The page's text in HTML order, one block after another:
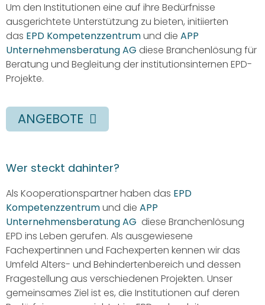
Um den Institutionen eine auf ihre Bedürfnisse
ausgerichtete Unterstützung zu bieten, initiierten
das EPD Kompetenzzentrumund die APP
Unternehmensberatung AG diese Branchenlösung für
Beratung und Begleitung der institutionsinternen EPD-
Projekte.
ANGEBOTE
Wer steckt dahinter?
Als Kooperationspartner haben das EPD
Kompetenzzentrumund die APP
Unternehmensberatung AG diese Branchenlösung
EPD ins Leben gerufen. Als ausgewiesene
Fachexpertinnen und Fachexperten kennen wir das
Umfeld Alters- und Behindertenbereich und dessen
Fragestellung aus verschiedenen Projekten. Unser
gemeinsames Ziel ist es, die Institutionen auf deren